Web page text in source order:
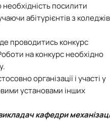
посилити
абітурієнтів з коледжів
проводитись конкурс
на конкурс необхідно
організації і участі у
установами інших
кафедри